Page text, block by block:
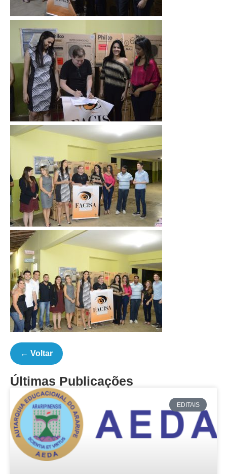
← Voltar
Últimas Publicações
EDITAIS